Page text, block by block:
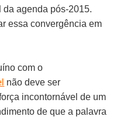
da agenda pós-2015.
essa convergência em
com o
não deve ser
incontornável de um
de que a palavra